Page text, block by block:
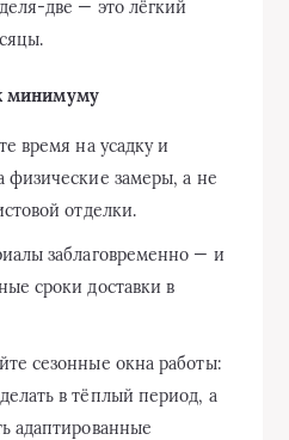
две — это лёгкий
минимуму
время на усадку и
физические замеры, а не
отделки.
заблаговременно — и
сроки доставки в
сезонные окна работы:
в тёплый период, а
адаптированные